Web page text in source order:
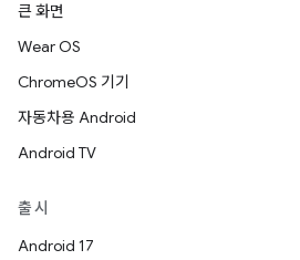
큰 화면
Wear OS
ChromeOS 기기
자동차용 Android
Android TV
출시
Android 17